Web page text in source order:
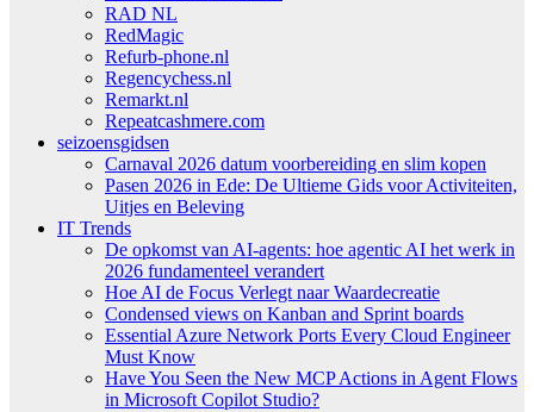
RAD NL
RedMagic
Refurb-phone.nl
Regencychess.nl
Remarkt.nl
Repeatcashmere.com
seizoensgidsen
Carnaval 2026 datum voorbereiding en slim kopen
Pasen 2026 in Ede: De Ultieme Gids voor Activiteiten,
Uitjes en Beleving
IT Trends
De opkomst van AI-agents: hoe agentic AI het werk in
2026 fundamenteel verandert
Hoe AI de Focus Verlegt naar Waardecreatie
Condensed views on Kanban and Sprint boards
Essential Azure Network Ports Every Cloud Engineer
Must Know
Have You Seen the New MCP Actions in Agent Flows
in Microsoft Copilot Studio?